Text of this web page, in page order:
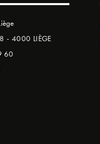
- 4000 LIÈGE
60